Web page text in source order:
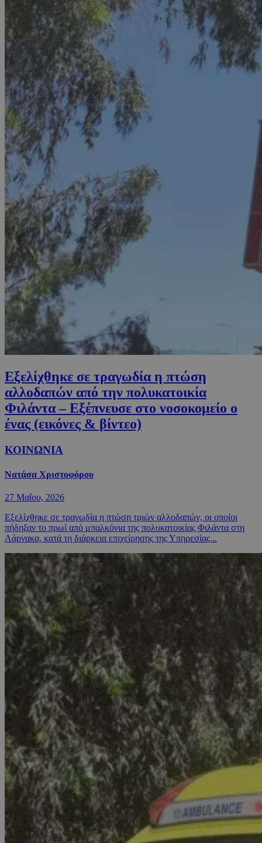
Εξελίχθηκε σε τραγωδία η πτώση
αλλοδαπών από την πολυκατοικία
Φιλάντα – Εξέπνευσε στο νοσοκομείο ο
ένας (εικόνες & βίντεο)
ΚΟΙΝΩΝΙΑ
Νατάσα Χριστοφόρου
27 Μαΐου, 2026
Εξελίχθηκε σε τραγωδία η πτώση τριών αλλοδαπών, οι οποίοι
πήδηξαν το πρωί από μπαλκόνια της πολυκατοικίας Φιλάντα στη
Λάρνακα, κατά τη διάρκεια επιχείρησης της Υπηρεσίας...